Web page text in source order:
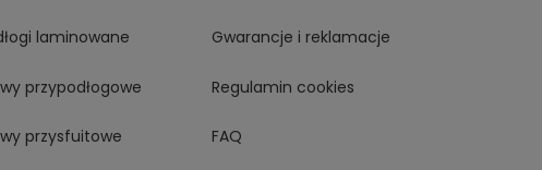
laminowane
przypodłogowe
przysfuitowe
Gwarancje i reklamacje
Regulamin cookies
FAQ